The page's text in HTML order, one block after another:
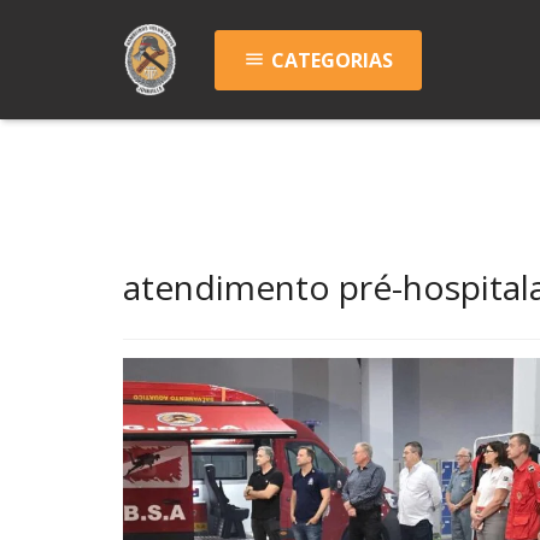
menu CATEGORIAS
atendimento pré-